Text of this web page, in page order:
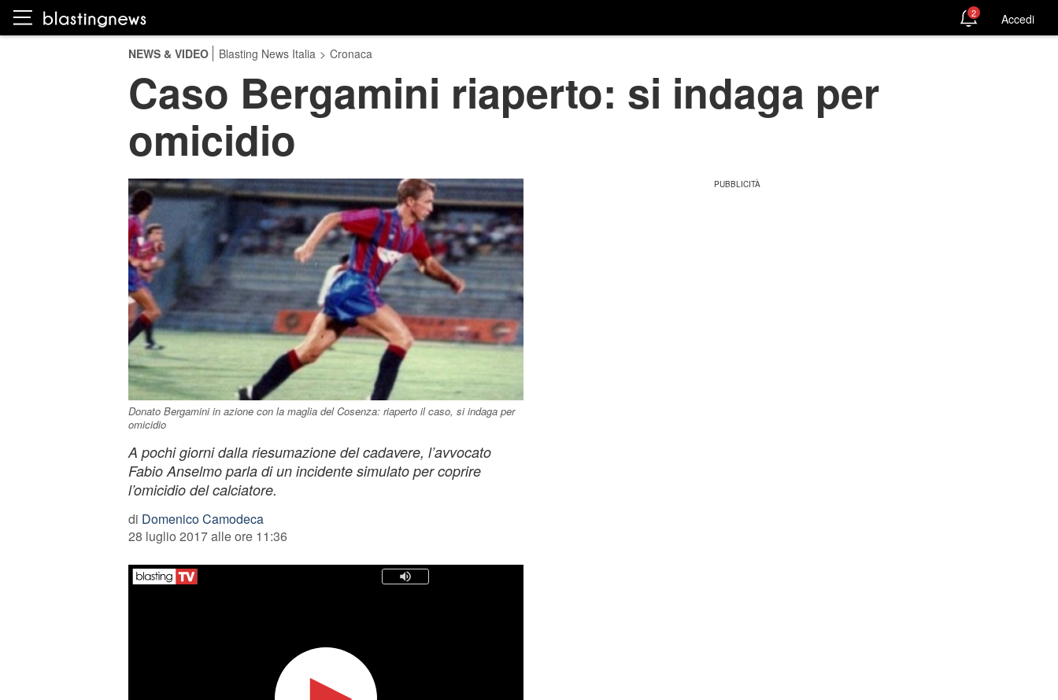
2 Accedi
NEWS & VIDEO Blasting News Italia > Cronaca
Caso Bergamini riaperto: si indaga per
omicidio
Donato Bergamini in azione con la maglia del Cosenza: riaperto il caso, si indaga per
omicidio
A pochi giorni dalla riesumazione del cadavere, l’avvocato
Fabio Anselmo parla di un incidente simulato per coprire
l’omicidio del calciatore.
di Domenico Camodeca
28 luglio 2017 alle ore 11:36